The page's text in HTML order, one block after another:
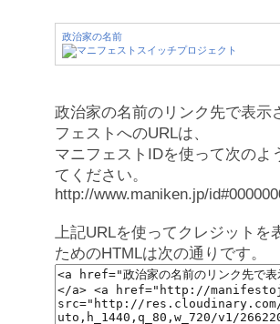
政治家の名前
政治家の名前のリンク先で表示
フェストへのURLは、
マニフェストIDを使って次のよ
てください。
http://www.maniken.jp/
上記URLを使ってクレジットを
ためのHTMLは次の通りです。